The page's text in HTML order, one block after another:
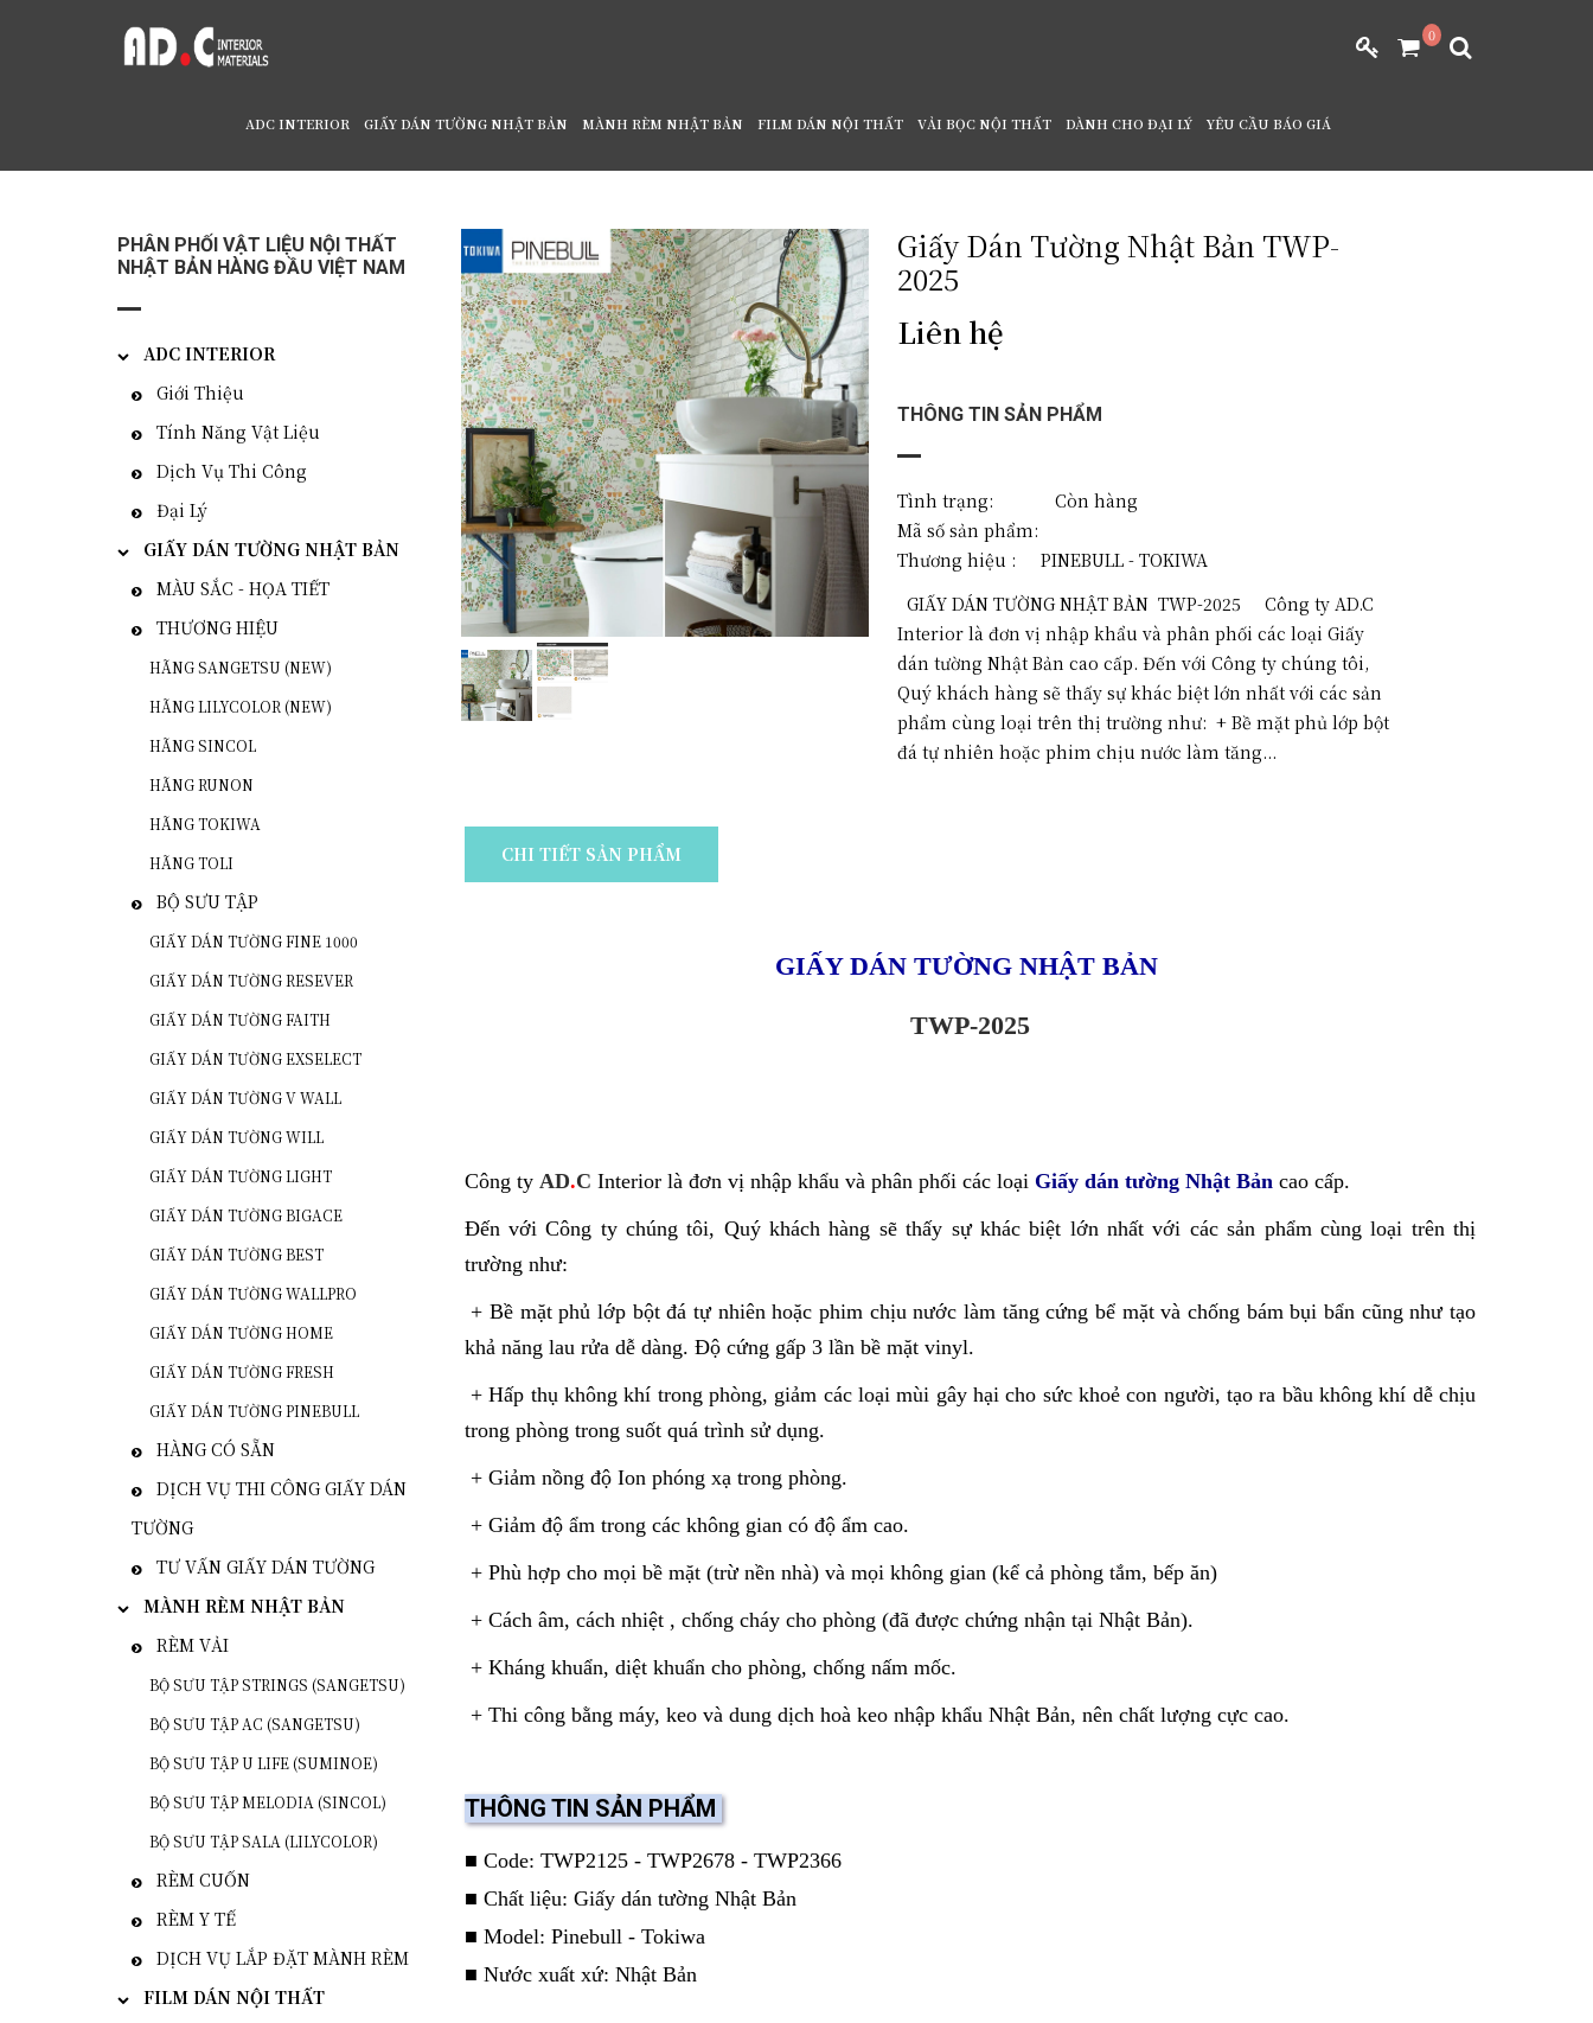
0
ADC INTERIOR GIẤY DÁN TƯỜNG NHẬT BẢN MÀNH RÈM NHẬT BẢN FILM DÁN NỘI THẤT VẢI BỌC NỘI THẤT DÀNH CHO ĐẠI LÝ YÊU CẦU BÁO GIÁ
Giấy Dán Tường Nhật Bản TWP-2025
Giấy Dán Tường Nhật Bản TWP-
2025
Liên hệ
THÔNG TIN SẢN PHẨM
Tình trạng: Còn hàng
Mã số sản phẩm:
Thương hiệu :
PINEBULL - TOKIWA
GIẤY DÁN TƯỜNG NHẬT BẢN TWP-2025 Công ty AD.C
Interior là đơn vị nhập khẩu và phân phối các loại Giấy
dán tường Nhật Bản cao cấp. Đến với Công ty chúng tôi,
Quý khách hàng sẽ thấy sự khác biệt lớn nhất với các sản
phẩm cùng loại trên thị trường như: + Bề mặt phủ lớp bột
đá tự nhiên hoặc phim chịu nước làm tăng...
CHI TIẾT SẢN PHẨM
GIẤY DÁN TƯỜNG NHẬT BẢN
TWP-2025
Công ty AD.C Interior là đơn vị nhập khẩu và phân phối các loại Giấy dán tường Nhật Bảncao cấp.
Đến với Công ty chúng tôi, Quý khách hàng sẽ thấy sự khác biệt lớn nhất với các sản phẩm cùng loại trên thị
trường như:
+ Bề mặt phủ lớp bột đá tự nhiên hoặc phim chịu nước làm tăng cứng bể mặt và chống bám bụi bẩn cũng như tạo
khả năng lau rửa dễ dàng. Độ cứng gấp 3 lần bề mặt vinyl.
+ Hấp thụ không khí trong phòng, giảm các loại mùi gây hại cho sức khoẻ con người, tạo ra bầu không khí dễ chịu
trong phòng trong suốt quá trình sử dụng.
+ Giảm nồng độ Ion phóng xạ trong phòng.
+ Giảm độ ẩm trong các không gian có độ ẩm cao.
+ Phù hợp cho mọi bề mặt (trừ nền nhà) và mọi không gian (kể cả phòng tắm, bếp ăn)
+ Cách âm, cách nhiệt , chống cháy cho phòng (đã được chứng nhận tại Nhật Bản).
+ Kháng khuẩn, diệt khuẩn cho phòng, chống nấm mốc.
+ Thi công bằng máy, keo và dung dịch hoà keo nhập khẩu Nhật Bản, nên chất lượng cực cao.
THÔNG TIN SẢN PHẨM
■ Code: TWP2125 - TWP2678 - TWP2366
■ Chất liệu: Giấy dán tường Nhật Bản
■ Model: Pinebull - Tokiwa
■ Nước xuất xứ: Nhật Bản
PHÂN PHỐI VẬT LIỆU NỘI THẤT
NHẬT BẢN HÀNG ĐẦU VIỆT NAM
ADC INTERIOR
Giới Thiệu
Tính Năng Vật Liệu
Dịch Vụ Thi Công
Đại Lý
GIẤY DÁN TƯỜNG NHẬT BẢN
MÀU SẮC - HỌA TIẾT
THƯƠNG HIỆU
HÃNG SANGETSU (NEW)
HÃNG LILYCOLOR (NEW)
HÃNG SINCOL
HÃNG RUNON
HÃNG TOKIWA
HÃNG TOLI
BỘ SƯU TẬP
GIẤY DÁN TƯỜNG FINE 1000
GIẤY DÁN TƯỜNG RESEVER
GIẤY DÁN TƯỜNG FAITH
GIẤY DÁN TƯỜNG EXSELECT
GIẤY DÁN TƯỜNG V WALL
GIẤY DÁN TƯỜNG WILL
GIẤY DÁN TƯỜNG LIGHT
GIẤY DÁN TƯỜNG BIGACE
GIẤY DÁN TƯỜNG BEST
GIẤY DÁN TƯỜNG WALLPRO
GIẤY DÁN TƯỜNG HOME
GIẤY DÁN TƯỜNG FRESH
GIẤY DÁN TƯỜNG PINEBULL
HÀNG CÓ SẴN
DỊCH VỤ THI CÔNG GIẤY DÁN
TƯỜNG
TƯ VẤN GIẤY DÁN TƯỜNG
MÀNH RÈM NHẬT BẢN
RÈM VẢI
BỘ SƯU TẬP STRINGS (SANGETSU)
BỘ SƯU TẬP AC (SANGETSU)
BỘ SƯU TẬP U LIFE (SUMINOE)
BỘ SƯU TẬP MELODIA (SINCOL)
BỘ SƯU TẬP SALA (LILYCOLOR)
RÈM CUỐN
RÈM Y TẾ
DỊCH VỤ LẮP ĐẶT MÀNH RÈM
FILM DÁN NỘI THẤT